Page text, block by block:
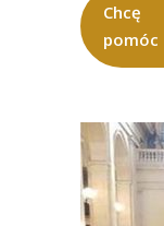
Chcę
pomóc